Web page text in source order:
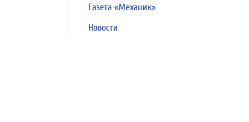
Газета «Механик»
Новости